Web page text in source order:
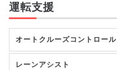
運転支援
オートクルーズコントロール
レーンアシスト